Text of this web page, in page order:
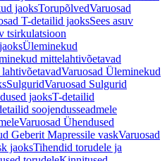
jaoksTorupõlvedVaruosad
T-detailid jaoksSees asuv
tsirkulatsioon
Üleminekud
mittelahtivõetavad
Varuosad Üleminekud
SulguridVaruosad Sulgurid
jaoksT-detailid
soojendusseadmele
Varuosad Ühendused
Geberit Mapressile vaskVaruosad
jaoksTihendid torudele ja